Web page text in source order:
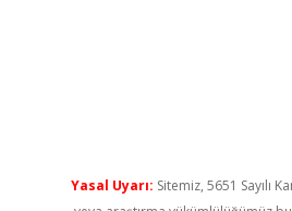
Yasal Uyarı: Sitemiz, 5651 Sayılı